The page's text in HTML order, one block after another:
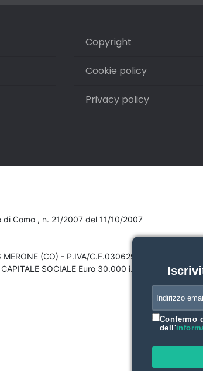
Copyright
Cookie policy
Privacy policy
Como , n. 21/2007 del 11/10/2007
(CO) - P.IVA/C.F.03062910132
SOCIALE Euro 30.000 i.v.
Confermo
dell'